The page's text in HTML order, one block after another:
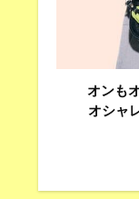
オンも
オシャ